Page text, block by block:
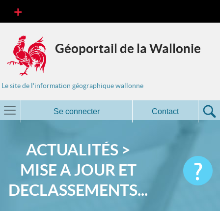
Géoportail de la Wallonie
Le site de l'information géographique wallonne
Se connecter Contact
ACTUALITÉS >
MISE A JOUR ET
DECLASSEMENTS...